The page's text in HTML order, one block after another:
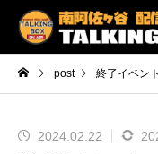
post 終了イベント
2024.02.22